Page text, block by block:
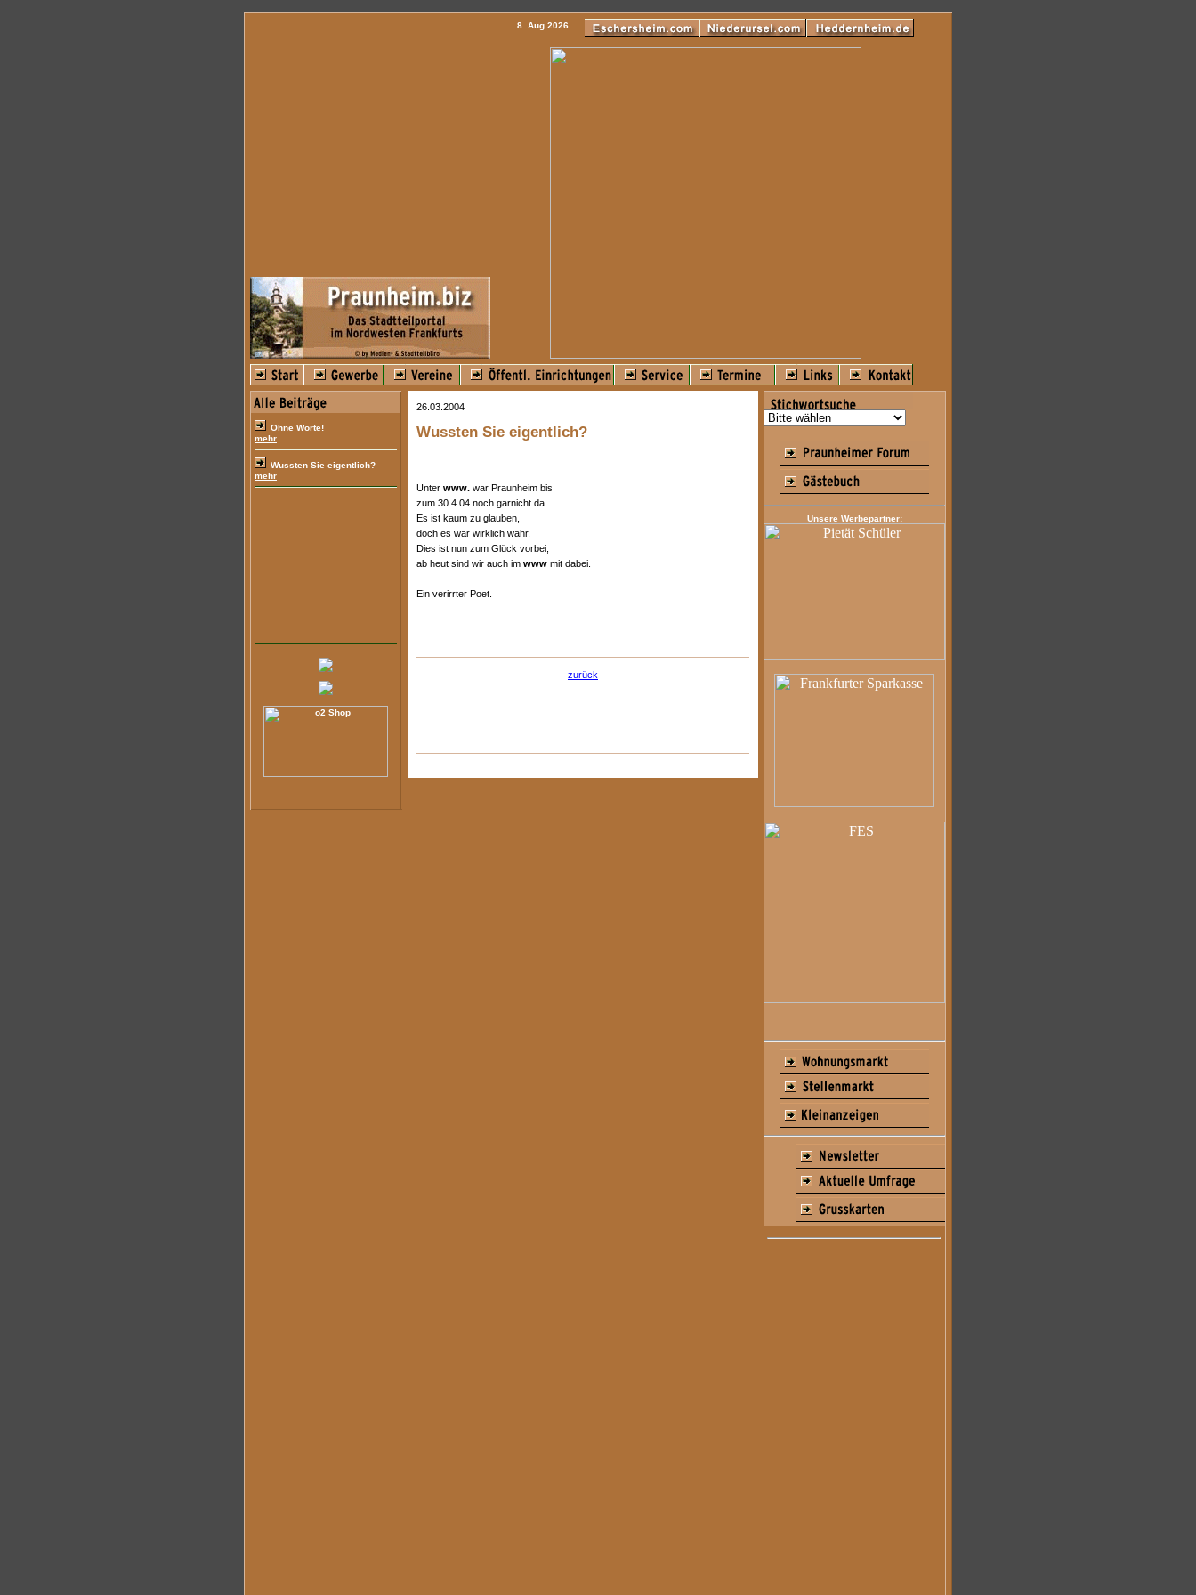
8. Aug 2026
Ohne Worte!
mehr
Wussten Sie eigentlich?
mehr
26.03.2004
Wussten Sie eigentlich?
Unter www. war Praunheim bis
zum 30.4.04 noch garnicht da.
Es ist kaum zu glauben,
doch es war wirklich wahr.
Dies ist nun zum Glück vorbei,
ab heut sind wir auch im www mit dabei.
Ein verirrter Poet.
zurück
Unsere Werbepartner: